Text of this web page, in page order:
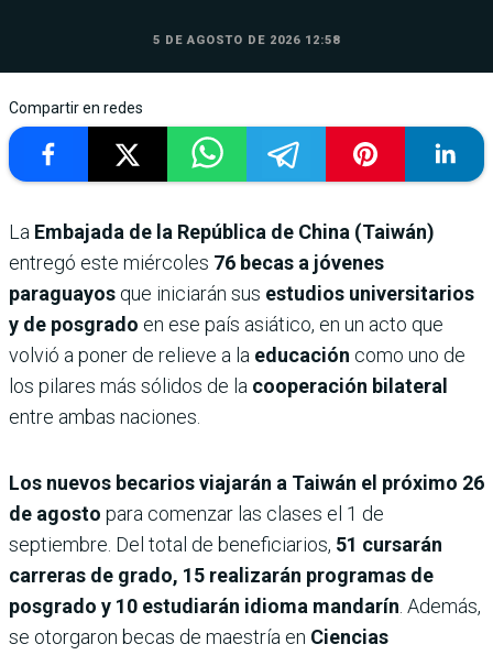
5 DE AGOSTO DE 2026 12:58
Compartir en redes
La Embajada de la República de China (Taiwán)
entregó este miércoles 76 becas a jóvenes
paraguayos que iniciarán sus estudios universitarios
y de posgrado en ese país asiático, en un acto que
volvió a poner de relieve a la educación como uno de
los pilares más sólidos de la cooperación bilateral
entre ambas naciones.
Los nuevos becarios viajarán a Taiwán el próximo 26
de agosto para comenzar las clases el 1 de
septiembre. Del total de beneficiarios, 51 cursarán
carreras de grado, 15 realizarán programas de
posgrado y 10 estudiarán idioma mandarín . Además,
se otorgaron becas de maestría en Ciencias